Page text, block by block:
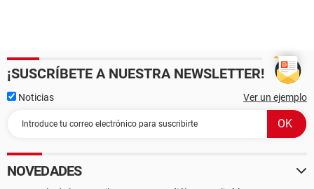
¡SUSCRÍBETE A NUESTRA NEWSLETTER!
Noticias Ver un ejemplo
NOVEDADES